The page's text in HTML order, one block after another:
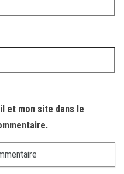
et mon site dans le